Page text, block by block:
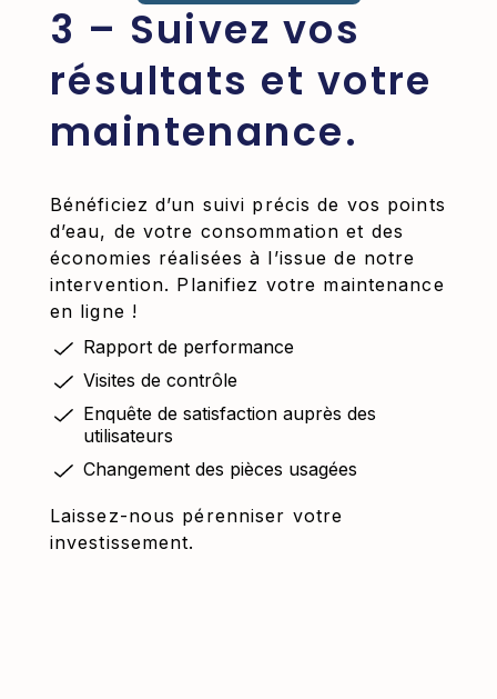
3 – Suivez vos
résultats et votre
maintenance.
Bénéficiez d’un suivi précis de vos points
d’eau, de votre consommation et des
économies réalisées à l’issue de notre
intervention. Planifiez votre maintenance
en ligne !
Rapport de performance
Visites de contrôle
Enquête de satisfaction auprès des
utilisateurs
Changement des pièces usagées
Laissez-nous pérenniser votre
investissement.